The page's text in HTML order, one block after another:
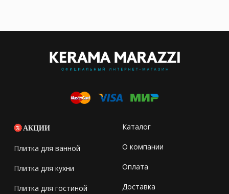
АКЦИИ
Плитка для ванной
Плитка для кухни
Плитка для гостиной
Каталог
О компании
Оплата
Доставка